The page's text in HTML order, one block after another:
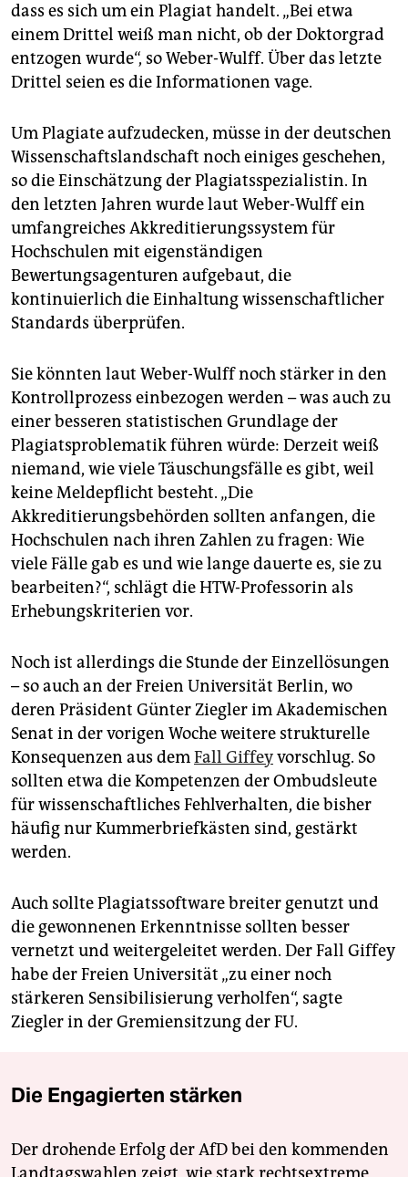
dass es sich um ein Plagiat handelt. „Bei etwa
einem Drittel weiß man nicht, ob der Doktorgrad
entzogen wurde“, so Weber-Wulff. Über das letzte
Drittel seien es die Informationen vage.
Um Plagiate aufzudecken, müsse in der deutschen
Wissenschaftslandschaft noch einiges geschehen,
so die Einschätzung der Plagiatsspezialistin. In
den letzten Jahren wurde laut Weber-Wulff ein
umfangreiches Akkreditierungssystem für
Hochschulen mit eigenständigen
Bewertungsagenturen aufgebaut, die
kontinuierlich die Einhaltung wissenschaftlicher
Standards überprüfen.
Sie könnten laut Weber-Wulff noch stärker in den
Kontrollprozess einbezogen werden – was auch zu
einer besseren statistischen Grundlage der
Plagiatsproblematik führen würde: Derzeit weiß
niemand, wie viele Täuschungsfälle es gibt, weil
keine Meldepflicht besteht. „Die
Akkreditierungsbehörden sollten anfangen, die
Hochschulen nach ihren Zahlen zu fragen: Wie
viele Fälle gab es und wie lange dauerte es, sie zu
bearbeiten?“, schlägt die HTW-Professorin als
Erhebungskriterien vor.
Noch ist allerdings die Stunde der Einzellösungen
– so auch an der Freien Universität Berlin, wo
deren Präsident Günter Ziegler im Akademischen
Senat in der vorigen Woche weitere strukturelle
Konsequenzen aus demFall Giffeyvorschlug. So
sollten etwa die Kompetenzen der Ombudsleute
für wissenschaftliches Fehlverhalten, die bisher
häufig nur Kummerbriefkästen sind, gestärkt
werden.
Auch sollte Plagiatssoftware breiter genutzt und
die gewonnenen Erkenntnisse sollten besser
vernetzt und weitergeleitet werden. Der Fall Giffey
habe der Freien Universität „zu einer noch
stärkeren Sensibilisierung verholfen“, sagte
Ziegler in der Gremiensitzung der FU.
Die Engagierten stärken
Der drohende Erfolg der AfD bei den kommenden